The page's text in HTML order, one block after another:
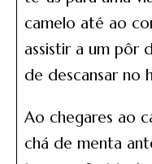
camelo até ao
assistir a um pôr
de descansar no
Ao chegares ao
chá de menta